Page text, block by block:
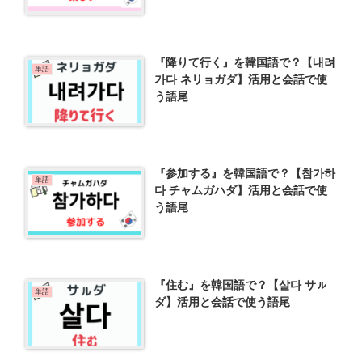
単語
『降りて行く』を韓国語で？【내려
가다 ネリョガダ】活用と会話で使
う語尾
単語
『参加する』を韓国語で？【참가하
다 チャムガハダ】活用と会話で使
う語尾
単語
『住む』を韓国語で？【살다 サㇽ
ダ】活用と会話で使う語尾